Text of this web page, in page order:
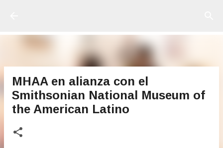
MHAA en alianza con el
Smithsonian National Museum of
the American Latino